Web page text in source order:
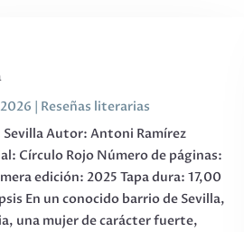
| Reseñas literarias
Autor: Antoni Ramírez
Círculo Rojo Número de páginas:
edición: 2025 Tapa dura: 17,00
En un conocido barrio de Sevilla,
una mujer de carácter fuerte,